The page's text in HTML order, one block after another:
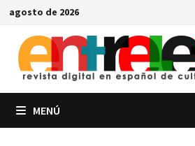
Saltar
contenido
agosto de 2026
MENÚ